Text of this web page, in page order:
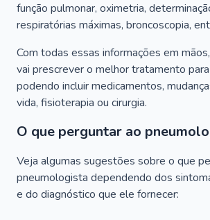
função pulmonar, oximetria,
respiratórias máximas, broncoscopia,
Com todas essas informações em
vai prescrever o melhor tratamento
podendo incluir medicamentos,
vida, fisioterapia ou cirurgia.
O que perguntar ao
Veja algumas sugestões sobre o que
pneumologista dependendo dos
e do diagnóstico que ele fornecer: